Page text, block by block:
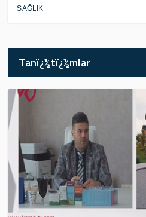
SAĞLIK
Tanï¿½tï¿½mlar